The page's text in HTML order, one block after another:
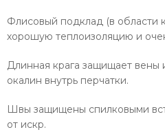
Флисовый подклад (в области
хорошую теплоизоляцию и
Длинная крага защищает вены
окалин внутрь перчатки.
Швы защищены спилковыми
от искр.